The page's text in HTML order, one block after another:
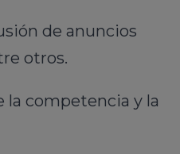
de anuncios
otros.
la competencia y la